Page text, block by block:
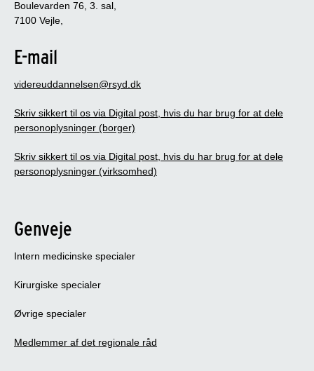
Boulevarden 76, 3. sal,
7100 Vejle,
E-mail
videreuddannelsen@rsyd.dk
Skriv sikkert til os via Digital post, hvis du har brug for at dele
personoplysninger (borger)
Skriv sikkert til os via Digital post, hvis du har brug for at dele
personoplysninger (virksomhed)
Genveje
Intern medicinske specialer
Kirurgiske specialer
Øvrige specialer
Medlemmer af det regionale råd